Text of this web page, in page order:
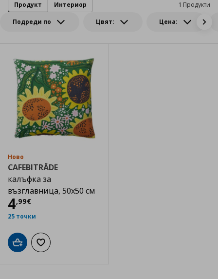
Подреди по Цвят: Цена:
1 Продукти
Продукт Интериор
Ново
CAFEBITRÄDE
калъфка за
възглавница, 50x50 см
4,99€
Цена
25 точки
Добави в кошницата
Добави към списъка с любими